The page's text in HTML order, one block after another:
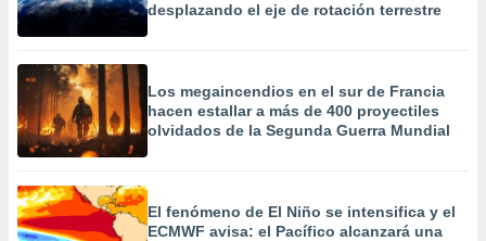
desplazando el eje de rotación terrestre
Los megaincendios en el sur de Francia
hacen estallar a más de 400 proyectiles
olvidados de la Segunda Guerra Mundial
El fenómeno de El Niño se intensifica y el
ECMWF avisa: el Pacífico alcanzará una